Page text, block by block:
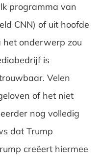
programma van
CNN) of uit hoofde
het onderwerp zou
is
Velen
of het niet
nog volledig
dat Trump
creëert hiermee